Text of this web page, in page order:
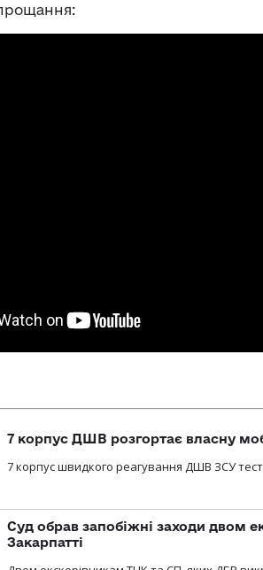
7 корпус ДШВ розгортає власну
7 корпус швидкого реагування ДШВ ЗСУ
Суд обрав запобіжні заходи двом
Закарпатті